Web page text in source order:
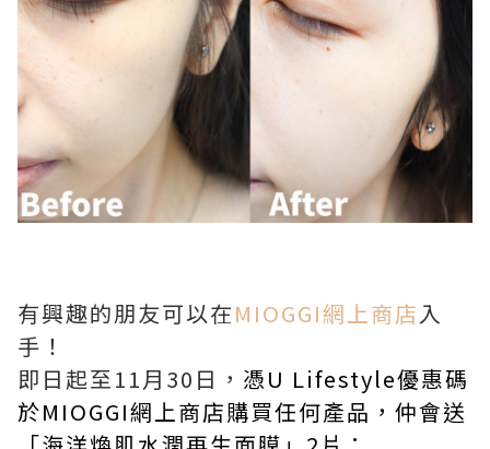
有興趣的朋友可以在MIOGGI網上商店入
手！
即日起至11月30日， 憑U Lifestyle優惠碼
於MIOGGI網上商店購買任何產品，仲會送